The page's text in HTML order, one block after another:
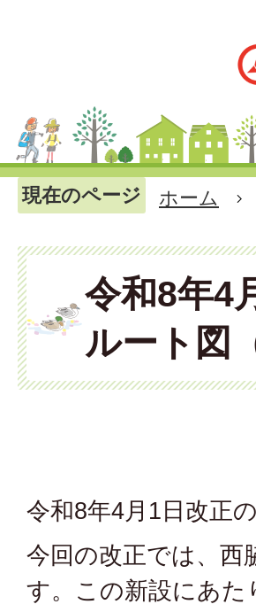
現在のページ ホーム
令和8年4
ルート図
令和8年4月1日改正
今回の改正では、西
す。この新設にあた